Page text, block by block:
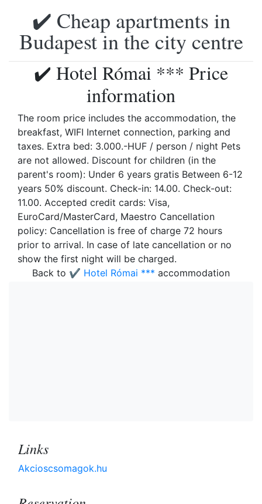
✔️ Cheap apartments in
Budapest in the city centre
✔️ Hotel Római *** Price
information
The room price includes the accommodation, the
breakfast, WIFI Internet connection, parking and
taxes. Extra bed: 3.000.-HUF / person / night Pets
are not allowed. Discount for children (in the
parent's room): Under 6 years gratis Between 6-12
years 50% discount. Check-in: 14.00. Check-out:
11.00. Accepted credit cards: Visa,
EuroCard/MasterCard, Maestro Cancellation
policy: Cancellation is free of charge 72 hours
prior to arrival. In case of late cancellation or no
show the first night will be charged.
Back to ✔️ Hotel Római *** accommodation
Links
Akcioscsomagok.hu